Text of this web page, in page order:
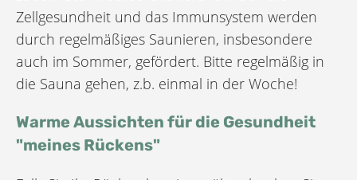
Zellgesundheit und das Immunsystem werden
durch regelmäßiges Saunieren, insbesondere
auch im Sommer, gefördert. Bitte regelmäßig in
die Sauna gehen, z.b. einmal in der Woche!
Warme Aussichten für die Gesundheit
"meines Rückens"